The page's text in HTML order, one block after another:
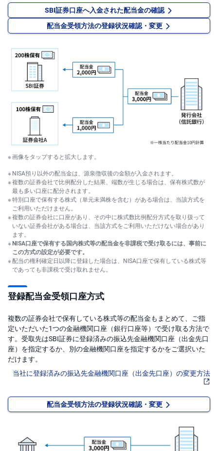
T(
キ
リ
ィ
・
ト
S
ロ
ア
ド
(R
O
B
O
P
R
O
)
i
D
e
o
SBI証券口座へ入金された配当金の確認
配当金受領方法の登録状況確認・変更
画像をタップすると拡大します。
NISA預り以外の配当金は、源泉徴収後の金額が入金されます。
複数の証券会社で比例配分した結果、端数が生じる場合は、保有株式数が
最も多い口座に配分されます。
特別口座で保有する株式（単元未満株を含む）がある場合は、当該方式を
ご利用いただけません。
複数の証券会社に口座があり、その中に株式数比例配分方式を取り扱って
いない証券会社がある場合は、当該方式をご利用いただけない場合があり
ます。
NISA口座で保有する国内株式等の配当金を非課税で受け取るには、事前に
この方式の設定が必要です。
配当の権利確定日以降に登録した場合は、NISA口座で保有している株式等
であっても非課税で受け取れません。
登録配当金受領口座方式
複数の証券会社で保有している株式等の配当金もまとめて、ご指
定いただいた1つの金融機関口座（銀行口座等）で受け取る方法で
す。受取先はSBI証券に登録済みの振込先金融機関口座（出金先口
座）を指定するか、別の金融機関口座を指定するかをご選択いた
だけます。
当社に登録済みの振込先金融機関口座（出金先口座）の変更方法
配当金受領方法の登録状況確認・変更